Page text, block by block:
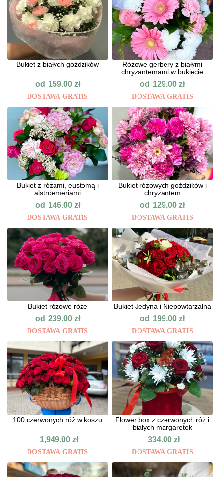
Bukiet z białych goździków
od 159.00 zł
DOSTAWA GRATIS
Różowe gerbery z białymi
chryzantemami w bukiecie
od 129.00zł
DOSTAWA GRATIS
Bukiet z różami, eustomą i
alstroemeriami
od 146.00 zł
DOSTAWA GRATIS
Bukiet różowych goździków i
chryzantem
od 129.00zł
DOSTAWA GRATIS
Bukiet różowe róże
od 239.00 zł
DOSTAWA GRATIS
Bukiet Jedyna i Niepowtarzalna
od 199.00zł
DOSTAWA GRATIS
100 czerwonych róż w koszu
1,949.00zł
DOSTAWA GRATIS
Flower box z czerwonych róż i
białych margaretek
334.00zł
DOSTAWA GRATIS